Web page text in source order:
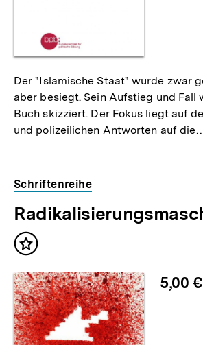
Der "Islamische Staat" wurde zwar
aber besiegt. Sein Aufstieg und Fall
Buch skizziert. Der Fokus liegt auf
und polizeilichen Antworten auf
Schriftenreihe
Inhalt
5,00 €